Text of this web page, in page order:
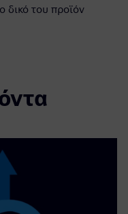
δικό του προϊόν